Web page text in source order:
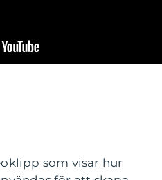
som visar hur